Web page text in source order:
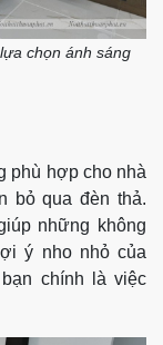
chọn ánh sáng
phù hợp cho nhà
bỏ qua đèn thả.
những không
ý nho nhỏ của
chính là việc